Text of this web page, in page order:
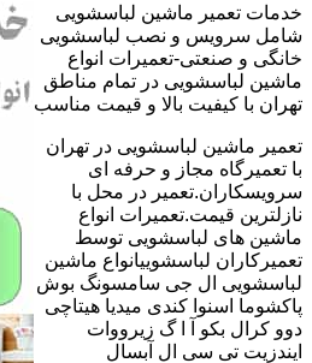
خدمات تعمیر ماشین لباسشویی
شامل سرویس و نصب لباسشویی
خانگی و صنعتی-تعمیرات انواع
ماشین لباسشویی در تمام مناطق
تهران با کیفیت بالا و قیمت مناسب
تعمیر ماشین لباسشویی در تهران
با تعمیرگاه مجاز و حرفه ای
سرویسکاران.تعمیر در محل با
نازلترین قیمت.تعمیرات انواع
ماشین های لباسشویی توسط
تعمیرکاران لباسشوییانواع ماشین
لباسشویی ال جی سامسونگ بوش
پاکشوما اسنوا کندی میدیا هیتاچی
دوو کرال بکو آ ا گ زیرووات
ایندزیت تی سی ال آبسال